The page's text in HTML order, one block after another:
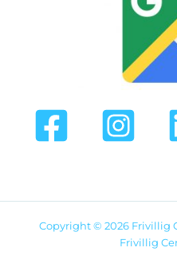
Copyright © 2026 Frivillig
Frivillig